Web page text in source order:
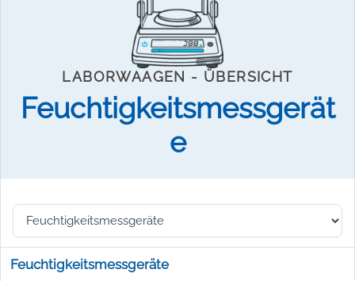
LABORWAAGEN - ÜBERSICHT
Feuchtigkeitsmessgerät
e
Feuchtigkeitsmessgeräte